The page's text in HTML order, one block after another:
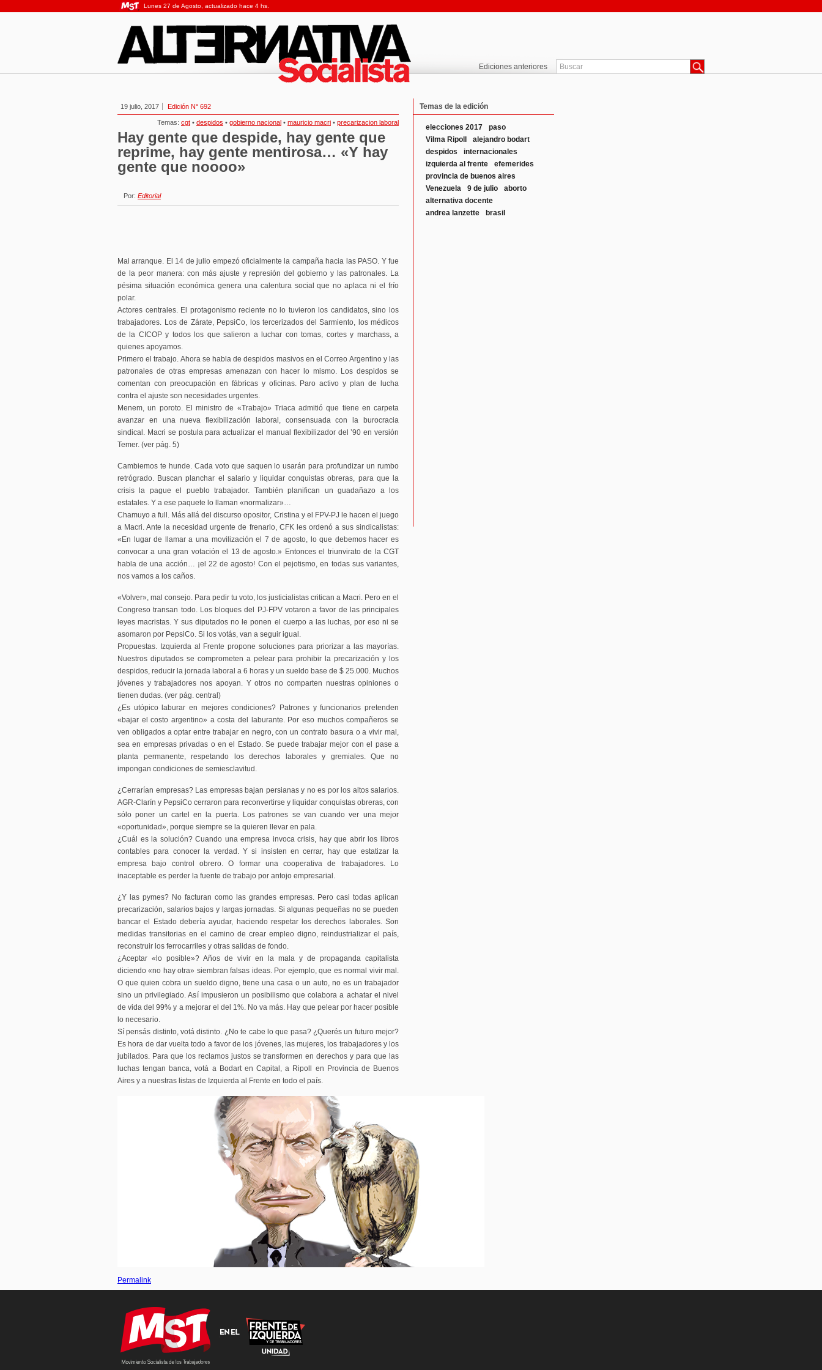
Lunes 27 de Agosto, actualizado hace 4 hs.
Ediciones anteriores
19 julio, 2017 Edición N° 692
Temas: cgt • despidos • gobierno nacional • mauricio macri • precarizacion laboral
Hay gente que despide, hay gente que
reprime, hay gente mentirosa… «Y hay
gente que noooo»
Por: Editorial
Mal arranque. El 14 de julio empezó oficialmente la campaña hacia las PASO. Y fue
de la peor manera: con más ajuste y represión del gobierno y las patronales. La
pésima situación económica genera una calentura social que no aplaca ni el frío
polar.
Actores centrales. El protagonismo reciente no lo tuvieron los candidatos, sino los
trabajadores. Los de Zárate, PepsiCo, los tercerizados del Sarmiento, los médicos
de la CICOP y todos los que salieron a luchar con tomas, cortes y marchass, a
quienes apoyamos.
Primero el trabajo. Ahora se habla de despidos masivos en el Correo Argentino y las
patronales de otras empresas amenazan con hacer lo mismo. Los despidos se
comentan con preocupación en fábricas y oficinas. Paro activo y plan de lucha
contra el ajuste son necesidades urgentes.
Menem, un poroto. El ministro de «Trabajo» Triaca admitió que tiene en carpeta
avanzar en una nueva flexibilización laboral, consensuada con la burocracia
sindical. Macri se postula para actualizar el manual flexibilizador del ’90 en versión
Temer. (ver pág. 5)
Cambiemos te hunde. Cada voto que saquen lo usarán para profundizar un rumbo
retrógrado. Buscan planchar el salario y liquidar conquistas obreras, para que la
crisis la pague el pueblo trabajador. También planifican un guadañazo a los
estatales. Y a ese paquete lo llaman «normalizar»…
Chamuyo a full. Más allá del discurso opositor, Cristina y el FPV-PJ le hacen el juego
a Macri. Ante la necesidad urgente de frenarlo, CFK les ordenó a sus sindicalistas:
«En lugar de llamar a una movilización el 7 de agosto, lo que debemos hacer es
convocar a una gran votación el 13 de agosto.» Entonces el triunvirato de la CGT
habla de una acción… ¡el 22 de agosto! Con el pejotismo, en todas sus variantes,
nos vamos a los caños.
«Volver», mal consejo. Para pedir tu voto, los justicialistas critican a Macri. Pero en el
Congreso transan todo. Los bloques del PJ-FPV votaron a favor de las principales
leyes macristas. Y sus diputados no le ponen el cuerpo a las luchas, por eso ni se
asomaron por PepsiCo. Si los votás, van a seguir igual.
Propuestas. Izquierda al Frente propone soluciones para priorizar a las mayorías.
Nuestros diputados se comprometen a pelear para prohibir la precarización y los
despidos, reducir la jornada laboral a 6 horas y un sueldo base de $ 25.000. Muchos
jóvenes y trabajadores nos apoyan. Y otros no comparten nuestras opiniones o
tienen dudas. (ver pág. central)
¿Es utópico laburar en mejores condiciones? Patrones y funcionarios pretenden
«bajar el costo argentino» a costa del laburante. Por eso muchos compañeros se
ven obligados a optar entre trabajar en negro, con un contrato basura o a vivir mal,
sea en empresas privadas o en el Estado. Se puede trabajar mejor con el pase a
planta permanente, respetando los derechos laborales y gremiales. Que no
impongan condiciones de semiesclavitud.
¿Cerrarían empresas? Las empresas bajan persianas y no es por los altos salarios.
AGR-Clarín y PepsiCo cerraron para reconvertirse y liquidar conquistas obreras, con
sólo poner un cartel en la puerta. Los patrones se van cuando ver una mejor
«oportunidad», porque siempre se la quieren llevar en pala.
¿Cuál es la solución? Cuando una empresa invoca crisis, hay que abrir los libros
contables para conocer la verdad. Y si insisten en cerrar, hay que estatizar la
empresa bajo control obrero. O formar una cooperativa de trabajadores. Lo
inaceptable es perder la fuente de trabajo por antojo empresarial.
¿Y las pymes? No facturan como las grandes empresas. Pero casi todas aplican
precarización, salarios bajos y largas jornadas. Si algunas pequeñas no se pueden
bancar el Estado debería ayudar, haciendo respetar los derechos laborales. Son
medidas transitorias en el camino de crear empleo digno, reindustrializar el país,
reconstruir los ferrocarriles y otras salidas de fondo.
¿Aceptar «lo posible»? Años de vivir en la mala y de propaganda capitalista
diciendo «no hay otra» siembran falsas ideas. Por ejemplo, que es normal vivir mal.
O que quien cobra un sueldo digno, tiene una casa o un auto, no es un trabajador
sino un privilegiado. Así impusieron un posibilismo que colabora a achatar el nivel
de vida del 99% y a mejorar el del 1%. No va más. Hay que pelear por hacer posible
lo necesario.
Sí pensás distinto, votá distinto. ¿No te cabe lo que pasa? ¿Querés un futuro mejor?
Es hora de dar vuelta todo a favor de los jóvenes, las mujeres, los trabajadores y los
jubilados. Para que los reclamos justos se transformen en derechos y para que las
luchas tengan banca, votá a Bodart en Capital, a Ripoll en Provincia de Buenos
Aires y a nuestras listas de Izquierda al Frente en todo el país.
Permalink
Temas de la edición
elecciones 2017
paso
Vilma Ripoll
alejandro bodart
despidos
internacionales
izquierda al frente
efemerides
provincia de buenos aires
Venezuela
9 de julio
aborto
alternativa docente
andrea lanzette
brasil